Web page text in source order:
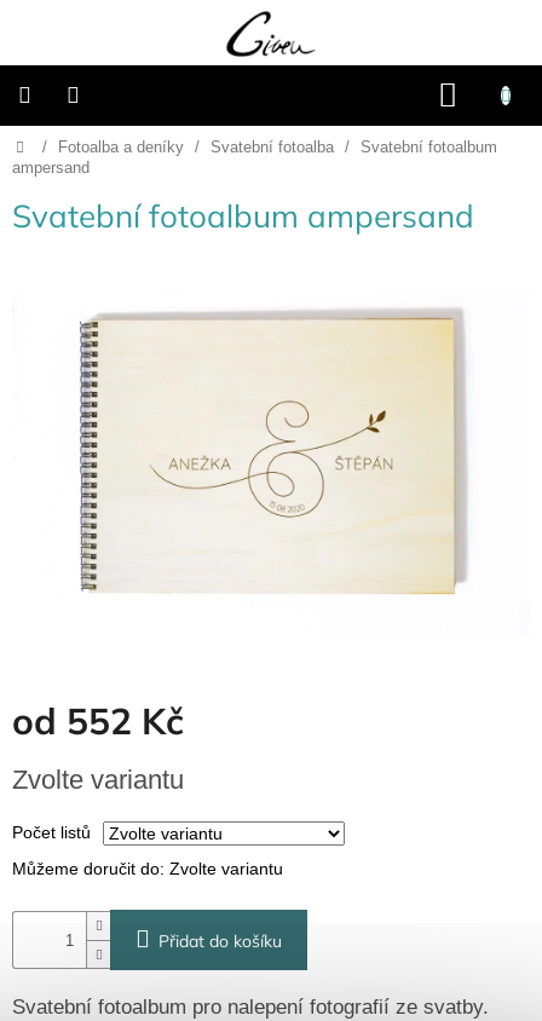
KOŠÍK
Připravené
dárkové
Vánoce
Fotoalba
Dřevěné
krabičky
firmy
Valentýn
Domů
/ Fotoalba a deníky / Svatební fotoalba /
Svatební fotoalbum
ampersand
Svatební fotoalbum ampersand
od 552 Kč
cena:
Zvolte variantu
Počet listů
Můžeme doručit do: Zvolte variantu
Přidat do košíku
Svatební fotoalbum pro nalepení fotografií ze svatby.